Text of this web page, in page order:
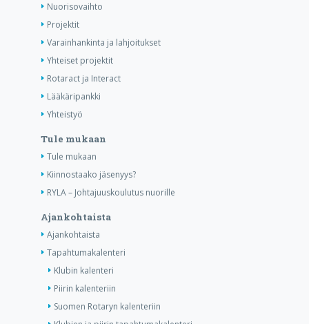
Nuorisovaihto
Projektit
Varainhankinta ja lahjoitukset
Yhteiset projektit
Rotaract ja Interact
Lääkäripankki
Yhteistyö
Tule mukaan
Tule mukaan
Kiinnostaako jäsenyys?
RYLA – Johtajuuskoulutus nuorille
Ajankohtaista
Ajankohtaista
Tapahtumakalenteri
Klubin kalenteri
Piirin kalenteriin
Suomen Rotaryn kalenteriin